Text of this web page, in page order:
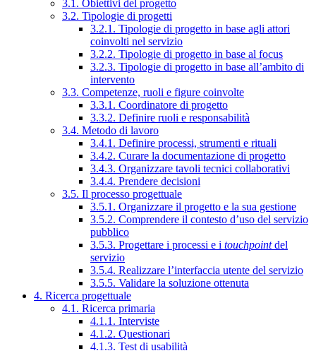
3.1. Obiettivi del progetto
3.2. Tipologie di progetti
3.2.1. Tipologie di progetto in base agli attori
coinvolti nel servizio
3.2.2. Tipologie di progetto in base al focus
3.2.3. Tipologie di progetto in base all’ambito di
intervento
3.3. Competenze, ruoli e figure coinvolte
3.3.1. Coordinatore di progetto
3.3.2. Definire ruoli e responsabilità
3.4. Metodo di lavoro
3.4.1. Definire processi, strumenti e rituali
3.4.2. Curare la documentazione di progetto
3.4.3. Organizzare tavoli tecnici collaborativi
3.4.4. Prendere decisioni
3.5. Il processo progettuale
3.5.1. Organizzare il progetto e la sua gestione
3.5.2. Comprendere il contesto d’uso del servizio
pubblico
3.5.3. Progettare i processi e i touchpointdel
servizio
3.5.4. Realizzare l’interfaccia utente del servizio
3.5.5. Validare la soluzione ottenuta
4. Ricerca progettuale
4.1. Ricerca primaria
4.1.1. Interviste
4.1.2. Questionari
4.1.3. Test di usabilità